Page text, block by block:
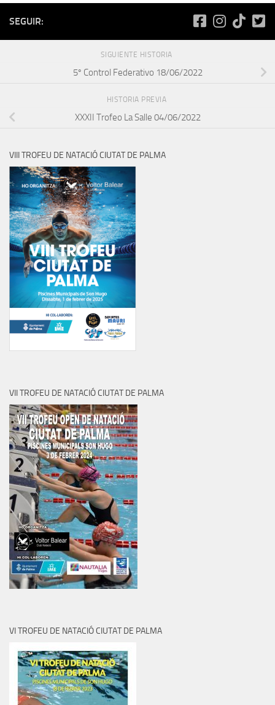
SEGUIR:
SIGUIENTE HISTORIA
5º Control Federativo 18/06/2022
HISTORIA PREVIA
XXXII Trofeo La Salle 04/06/2022
VIII TROFEU DE NATACIÓ CIUTAT DE PALMA
VII TROFEU DE NATACIÓ CIUTAT DE PALMA
VI TROFEU DE NATACIÓ CIUTAT DE PALMA